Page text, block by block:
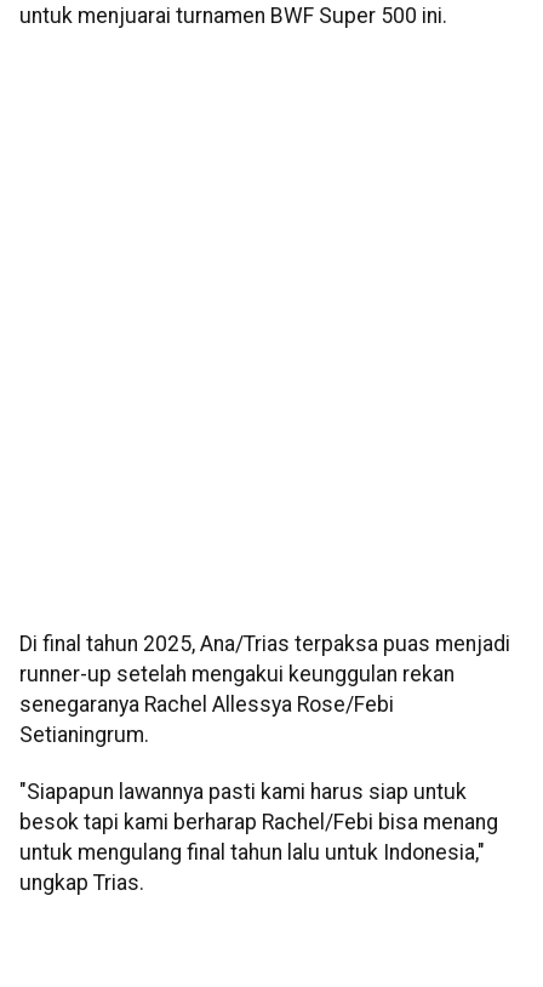
untuk menjuarai turnamen BWF Super 500 ini.
Di final tahun 2025, Ana/Trias terpaksa puas menjadi
runner-up setelah mengakui keunggulan rekan
senegaranya Rachel Allessya Rose/Febi
Setianingrum.
"Siapapun lawannya pasti kami harus siap untuk
besok tapi kami berharap Rachel/Febi bisa menang
untuk mengulang final tahun lalu untuk Indonesia,"
ungkap Trias.